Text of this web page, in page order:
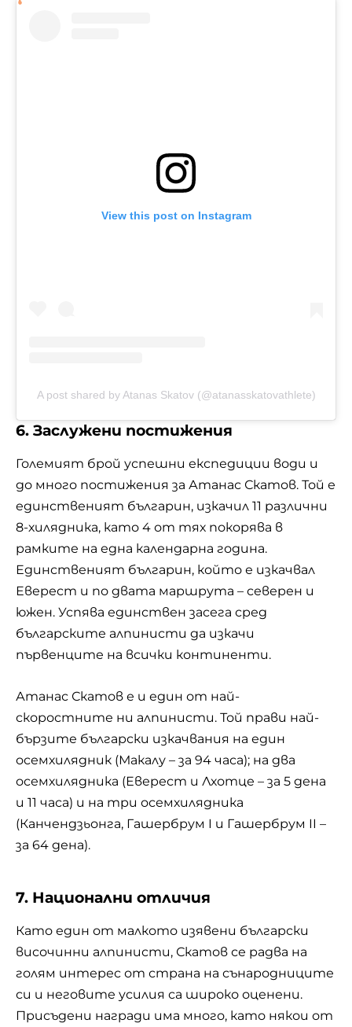
View this post on Instagram
A post shared by Atanas Skatov (@atanasskatovathlete)
6. Заслужени постижения
Големият брой успешни експедиции води и
до много постижения за Атанас Скатов. Той е
единственият българин, изкачил 11 различни
8-хилядника, като 4 от тях покорява в
рамките на една календарна година.
Единственият българин, който е изкачвал
Еверест и по двата маршрута – северен и
южен. Успява единствен засега сред
българските алпинисти да изкачи
първенците на всички континенти.
Атанас Скатов е и един от най-
скоростните ни алпинисти. Той прави най-
бързите български изкачвания на един
осемхилядник (Макалу – за 94 часа); на два
осемхилядника (Еверест и Лхотце – за 5 дена
и 11 часа) и на три осемхилядника
(Канчендзьонга, Гашербрум I и Гашербрум II –
за 64 дена).
7. Национални отличия
Като един от малкото изявени български
височинни алпинисти, Скатов се радва на
голям интерес от страна на сънародниците
си и неговите усилия са широко оценени.
Присъдени награди има много, като някои от